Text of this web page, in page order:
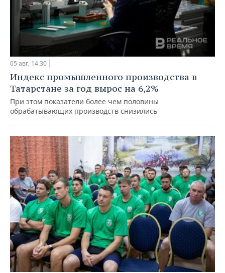
05 авг, 14:30
Индекс промышленного производства в
Татарстане за год вырос на 6,2%
При этом показатели более чем половины
обрабатывающих производств снизились